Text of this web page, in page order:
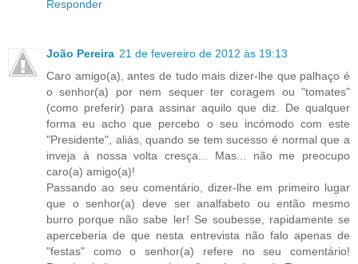
Responder
João Pereira 21 de fevereiro de 2012 às 19:13
Caro amigo(a), antes de tudo mais dizer-lhe que palhaço é
o senhor(a) por nem sequer ter coragem ou "tomates"
(como preferir) para assinar aquilo que diz. De qualquer
forma eu acho que percebo o seu incómodo com este
"Presidente", aliás, quando se tem sucesso é normal que a
inveja à nossa volta cresça... Mas... não me preocupo
caro(a) amigo(a)!
Passando ao seu comentário, dizer-lhe em primeiro lugar
que o senhor(a) deve ser analfabeto ou então mesmo
burro porque não sabe ler! Se soubesse, rapidamente se
aperceberia de que nesta entrevista não falo apenas de
"festas" como o senhor(a) refere no seu comentário!